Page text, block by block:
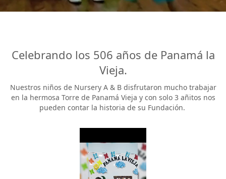
Celebrando los 506 años de Panamá la
Vieja.
Nuestros niños de Nursery A & B disfrutaron mucho trabajar
en la hermosa Torre de Panamá Vieja y con solo 3 añitos nos
pueden contar la historia de su Fundación.